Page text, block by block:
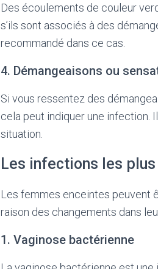
Des écoulements de couleur
s’ils sont associés à des
recommandé dans ce cas.
4. Démangeaisons ou
Si vous ressentez des
cela peut indiquer une infection.
situation.
Les infections les
Les femmes enceintes peuvent
raison des changements dans
1. Vaginose bactérienne